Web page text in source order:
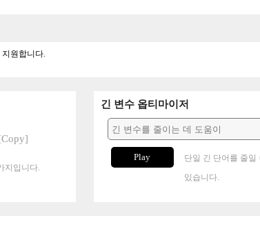
지원합니다.
지입니다.
긴 변수 옵티마이저
Play
단일 긴 단어를 줄일
있습니다.